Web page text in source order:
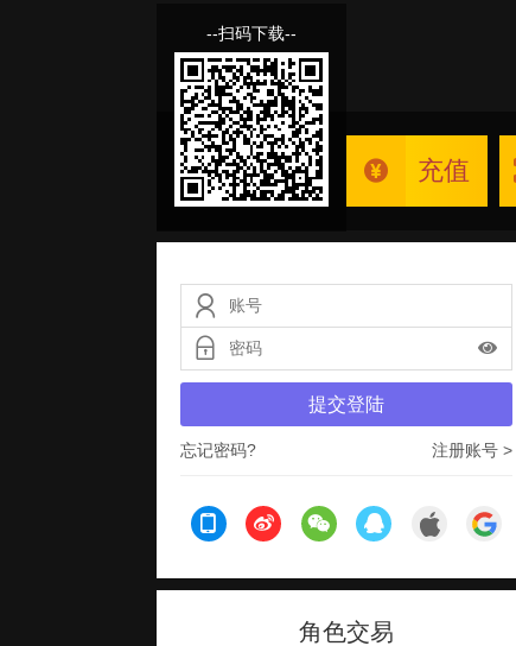
充值
--扫码下载--
提交登陆
忘记密码? 注册账号 >
角色交易